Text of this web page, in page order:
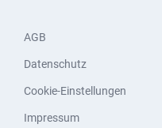
AGB
Datenschutz
Cookie-Einstellungen
Impressum